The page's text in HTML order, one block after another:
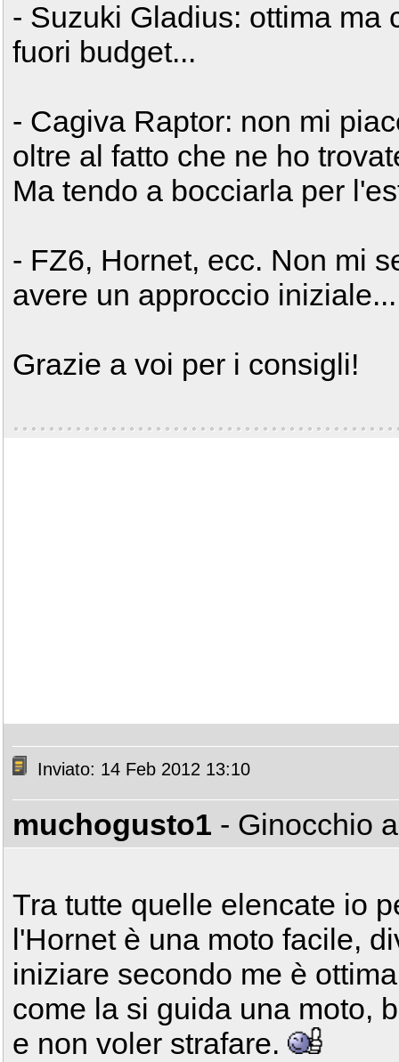
- Suzuki Gladius: ottima ma
fuori budget...
- Cagiva Raptor: non mi
oltre al fatto che ne ho
Ma tendo a bocciarla per
- FZ6, Hornet, ecc. Non mi
avere un approccio iniziale...
Grazie a voi per i consigli!
Inviato: 14 Feb 2012 13:10
muchogusto1 - Ginocchio
Tra tutte quelle elencate io
l'Hornet è una moto facile,
iniziare secondo me è
come la si guida una moto,
e non voler strafare.